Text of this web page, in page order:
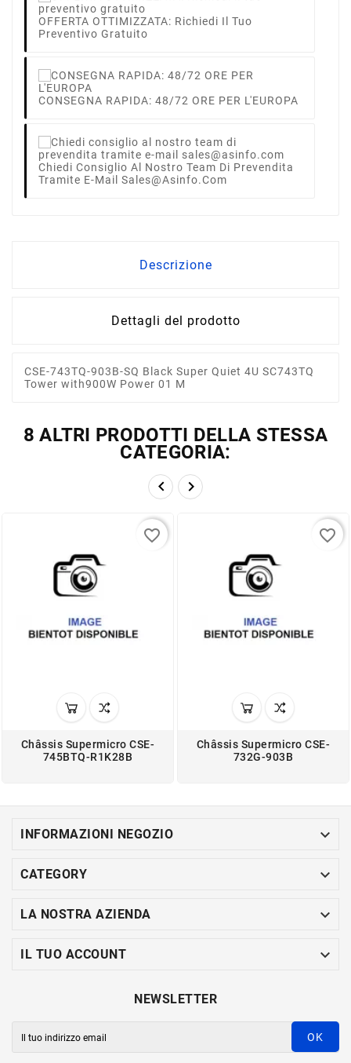
OFFERTA OTTIMIZZATA: Richiedi Il Tuo
Preventivo Gratuito
CONSEGNA RAPIDA: 48/72 ORE PER L'EUROPA
Chiedi Consiglio Al Nostro Team Di Prevendita
Tramite E-Mail Sales@asinfo.com
Descrizione
Dettagli del prodotto
CSE-743TQ-903B-SQ Black Super Quiet 4U SC743TQ
Tower with900W Power 01 M
8 ALTRI PRODOTTI DELLA STESSA
CATEGORIA:
 
Châssis Supermicro CSE-
745BTQ-R1K28B
favorite_border
Châssis Supermicro CSE-
732G-903B
favorite_border
INFORMAZIONI NEGOZIO 
CATEGORY 
LA NOSTRA AZIENDA 
IL TUO ACCOUNT 
NEWSLETTER
OK